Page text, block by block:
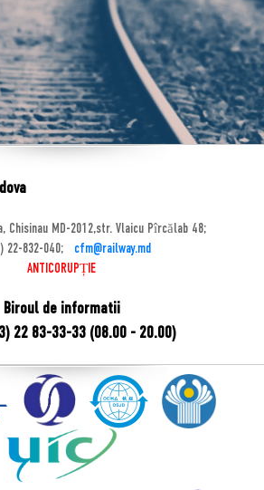
Chisinau MD-2012,str. Vlaicu Pîrcălab 48;
22-832-040;
cfm@railway.md
ANTICORUPȚIE
Biroul de informatii
22 83-33-33 (08.00 - 20.00)